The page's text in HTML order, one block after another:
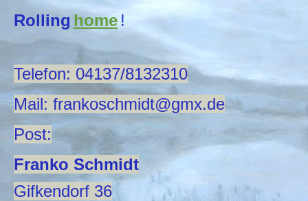
Rolling home !
Telefon: 04137/8132310
Mail: frankoschmidt@gmx.de
Post:
Franko Schmidt
Gifkendorf 36